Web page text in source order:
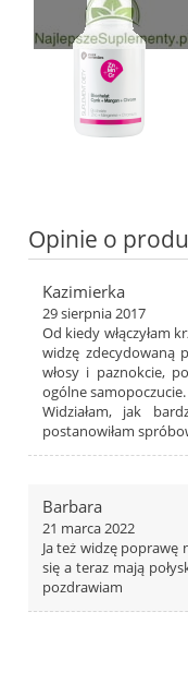
Opinie o
Kazimierka
29 sierpnia 2017
Od kiedy włączyłam
widzę zdecydowaną
włosy i paznokcie,
ogólne
Widziałam, jak
postanowiłam
Barbara
21 marca 2022
Ja też widzę poprawę
się a teraz mają
pozdrawiam